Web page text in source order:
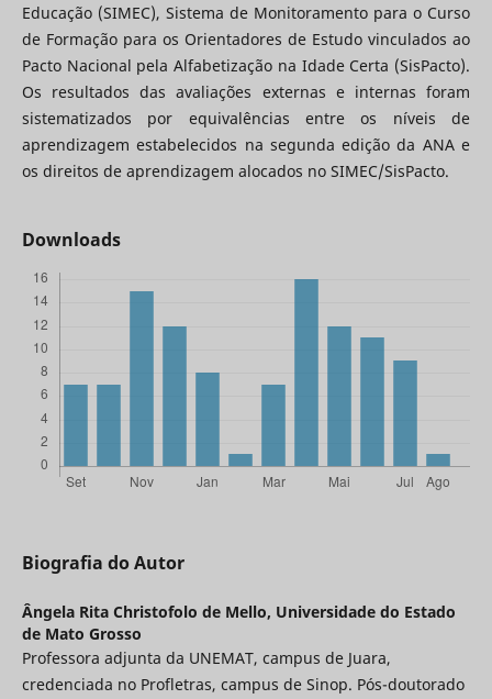
Educação (SIMEC), Sistema de Monitoramento para o Curso
de Formação para os Orientadores de Estudo vinculados ao
Pacto Nacional pela Alfabetização na Idade Certa (SisPacto).
Os resultados das avaliações externas e internas foram
sistematizados por equivalências entre os níveis de
aprendizagem estabelecidos na segunda edição da ANA e
os direitos de aprendizagem alocados no SIMEC/SisPacto.
Downloads
Biografia do Autor
Ângela Rita Christofolo de Mello, Universidade do Estado
de Mato Grosso
Professora adjunta da UNEMAT, campus de Juara,
credenciada no Profletras, campus de Sinop. Pós-doutorado